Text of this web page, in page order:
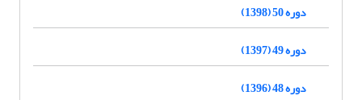
دوره 50 (1398)
دوره 49 (1397)
دوره 48 (1396)